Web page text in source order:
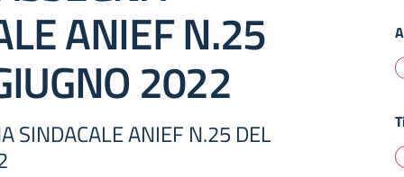
ANIEF N.25
2022
SINDACALE ANIEF N.25 DEL